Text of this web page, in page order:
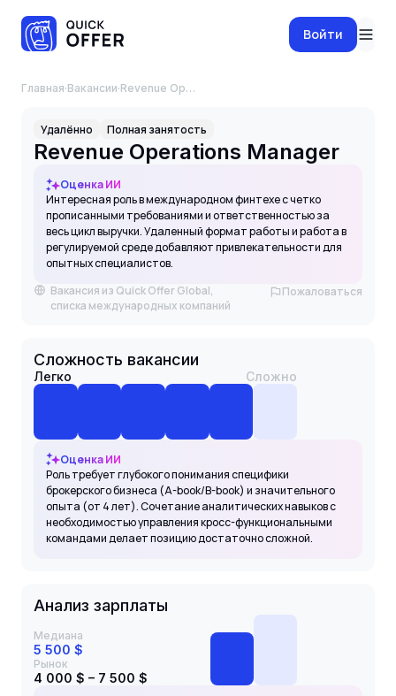
Войти
Главная·Вакансии· Revenue Operations Manager
Удалённо Полная занятость
Revenue Operations Manager
Оценка ИИ
Интересная роль в международном финтехе с четко
прописанными требованиями и ответственностью за
весь цикл выручки. Удаленный формат работы и работа в
регулируемой среде добавляют привлекательности для
опытных специалистов.
Вакансия из Quick Offer Global,
списка международных компаний
Пожаловаться
Сложность вакансии
Легко Сложно
Оценка ИИ
Роль требует глубокого понимания специфики
брокерского бизнеса (A-book/B-book) и значительного
опыта (от 4 лет). Сочетание аналитических навыков с
необходимостью управления кросс-функциональными
командами делает позицию достаточно сложной.
Анализ зарплаты
Медиана
5 500 $
Рынок
4 000 $ – 7 500 $